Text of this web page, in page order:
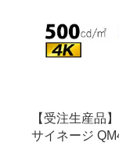
【受注生産品
サイネージ